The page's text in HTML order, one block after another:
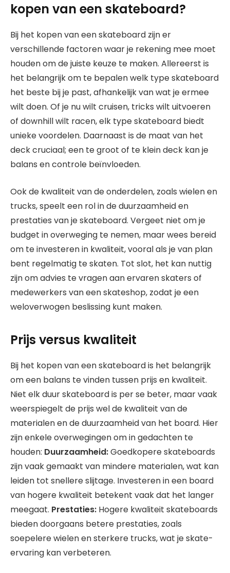
kopen van een skateboard?
Bij het kopen van een skateboard zijn er
verschillende factoren waar je rekening mee moet
houden om de juiste keuze te maken. Allereerst is
het belangrijk om te bepalen welk type skateboard
het beste bij je past, afhankelijk van wat je ermee
wilt doen. Of je nu wilt cruisen, tricks wilt uitvoeren
of downhill wilt racen, elk type skateboard biedt
unieke voordelen. Daarnaast is de maat van het
deck cruciaal; een te groot of te klein deck kan je
balans en controle beïnvloeden.
Ook de kwaliteit van de onderdelen, zoals wielen en
trucks, speelt een rol in de duurzaamheid en
prestaties van je skateboard. Vergeet niet om je
budget in overweging te nemen, maar wees bereid
om te investeren in kwaliteit, vooral als je van plan
bent regelmatig te skaten. Tot slot, het kan nuttig
zijn om advies te vragen aan ervaren skaters of
medewerkers van een skateshop, zodat je een
weloverwogen beslissing kunt maken.
Prijs versus kwaliteit
Bij het kopen van een skateboard is het belangrijk
om een balans te vinden tussen prijs en kwaliteit.
Niet elk duur skateboard is per se beter, maar vaak
weerspiegelt de prijs wel de kwaliteit van de
materialen en de duurzaamheid van het board. Hier
zijn enkele overwegingen om in gedachten te
houden: Duurzaamheid:Goedkopere skateboards
zijn vaak gemaakt van mindere materialen, wat kan
leiden tot snellere slijtage. Investeren in een board
van hogere kwaliteit betekent vaak dat het langer
meegaat. Prestaties: Hogere kwaliteit skateboards
bieden doorgaans betere prestaties, zoals
soepelere wielen en sterkere trucks, wat je skate-
ervaring kan verbeteren.